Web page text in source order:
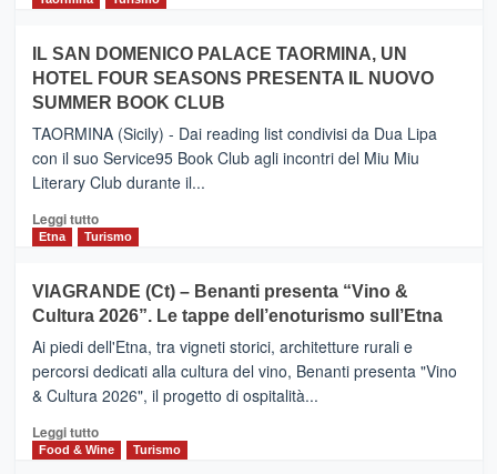
Zanzibar
da
Neos
PIEDIMONTE
ETNEO
–
Meta
turistica
privilegiata
secondo
dati
di
Anche
la
Alcantara
nei
primi
nella
classifica
IL SAN DOMENICO PALACE TAORMINA, UN
HOTEL FOUR SEASONS PRESENTA IL NUOVO
SUMMER BOOK CLUB
TAORMINA (Sicily) - Dai reading list condivisi da Dua Lipa
con il suo Service95 Book Club agli incontri del Miu Miu
Literary Club durante il...
Leggi tuttoLeggi
di
IL
SAN
DOMENICO
PALACE
TAORMINA,
UN
HOTEL
FOUR
Etna Turismo
VIAGRANDE (Ct) – Benanti presenta “Vino &
Cultura 2026”. Le tappe dell’enoturismo sull’Etna
Ai piedi dell'Etna, tra vigneti storici, architetture rurali e
percorsi dedicati alla cultura del vino, Benanti presenta "Vino
& Cultura 2026", il progetto di ospitalità...
Leggi tuttoLeggi
di
Food & Wine Turismo